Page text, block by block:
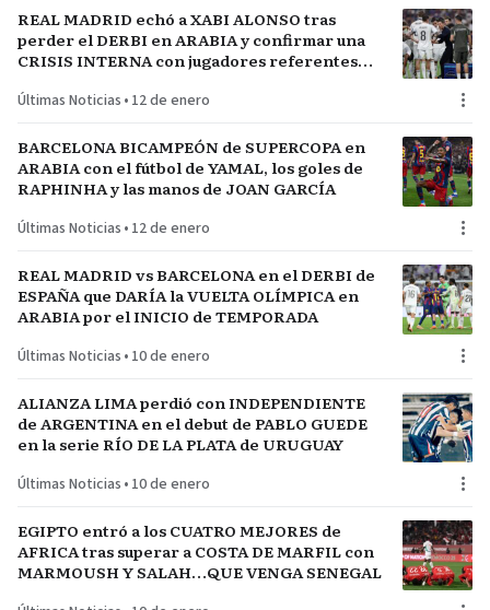
REAL MADRID echó a XABI ALONSO tras
perder el DERBI en ARABIA y confirmar una
CRISIS INTERNA con jugadores referentes
Últimas Noticias • 12 de enero
BARCELONA BICAMPEÓN de SUPERCOPA en
ARABIA con el fútbol de YAMAL, los goles de
RAPHINHA y las manos de JOAN GARCÍA
Últimas Noticias • 12 de enero
REAL MADRID vs BARCELONA en el DERBI de
ESPAÑA que DARÍA la VUELTA OLÍMPICA en
ARABIA por el INICIO de TEMPORADA
Últimas Noticias • 10 de enero
ALIANZA LIMA perdió con INDEPENDIENTE
de ARGENTINA en el debut de PABLO GUEDE
en la serie RÍO DE LA PLATA de URUGUAY
Últimas Noticias • 10 de enero
EGIPTO entró a los CUATRO MEJORES de
AFRICA tras superar a COSTA DE MARFIL con
MARMOUSH Y SALAH…QUE VENGA SENEGAL